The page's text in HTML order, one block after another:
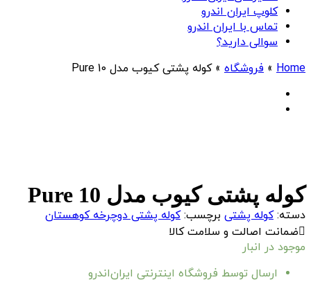
کلوپ ایران اندرو
تماس با ایران اندرو
سوالی دارید؟
Home
» فروشگاه »کوله پشتی کیوب مدل Pure 10
کوله پشتی کیوب مدل Pure 10
دسته:کوله پشتی برچسب:کوله پشتی دوچرخه کوهستان
ضمانت اصالت و سلامت کالا
موجود در انبار
ارسال توسط فروشگاه اینترنتی ایران‌اندرو